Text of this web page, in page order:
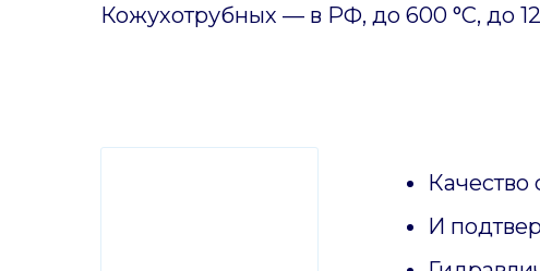
Кожухотрубных — в РФ, до 600 °C, до
Качество
И